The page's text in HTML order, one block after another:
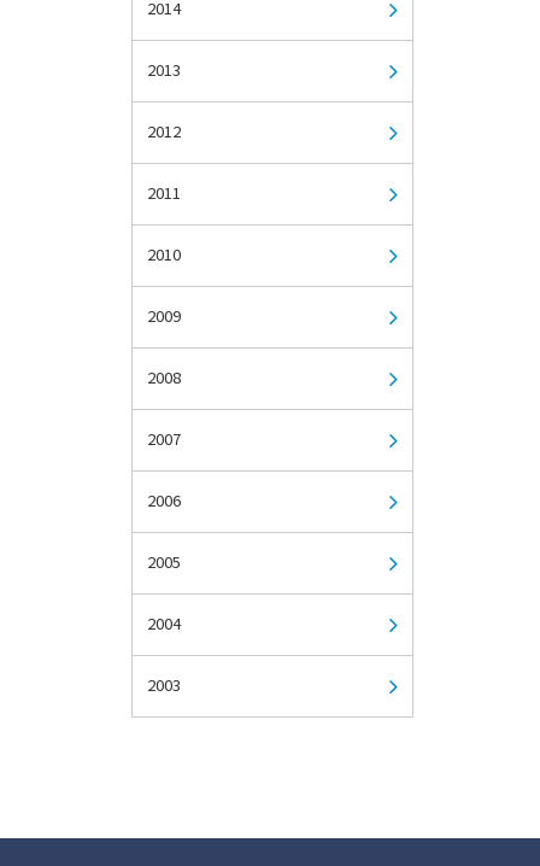
2014
2013
2012
2011
2010
2009
2008
2007
2006
2005
2004
2003